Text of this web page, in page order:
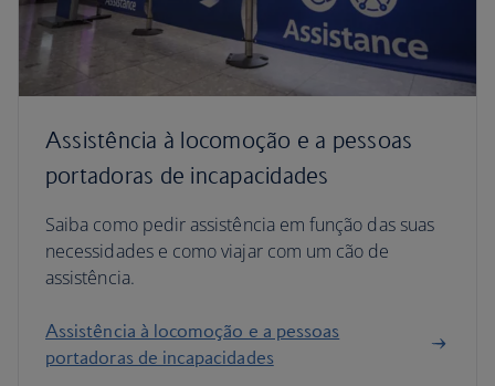
Assistência à locomoção e a pessoas
portadoras de incapacidades
Saiba como pedir assistência em função das suas
necessidades e como viajar com um cão de
assistência.
Assistência à locomoção e a pessoas
portadoras de incapacidades